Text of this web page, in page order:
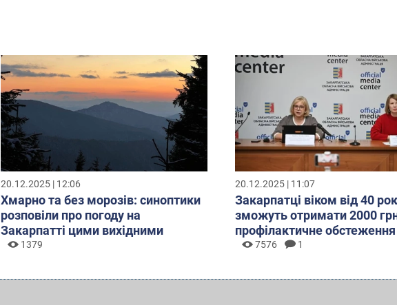
20.12.2025 | 12:06
Хмарно та без морозів: синоптики
розповіли про погоду на
Закарпатті цими вихідними
1379
20.12.2025 | 11:07
Закарпатці віком від 40
зможуть отримати 2000
профілактичне обстеження
7576 1